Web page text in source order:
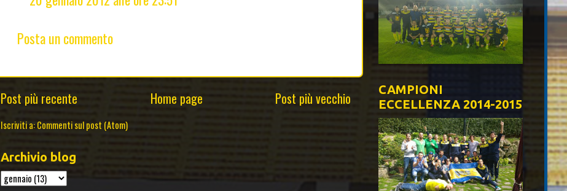
Posta un commento
Post più recente Post più vecchio
Home page
Iscriviti a:Commenti sul post (Atom)
Archivio blog
CAMPIONI
ECCELLENZA 2014-2015